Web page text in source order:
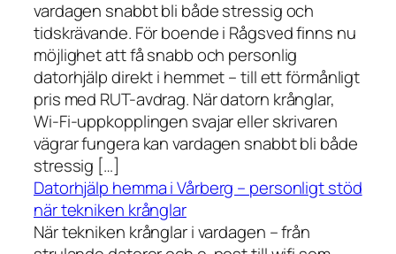
vardagen snabbt bli både stressig och
tidskrävande. För boende i Rågsved finns nu
möjlighet att få snabb och personlig
datorhjälp direkt i hemmet – till ett förmånligt
pris med RUT-avdrag. När datorn krånglar,
Wi-Fi-uppkopplingen svajar eller skrivaren
vägrar fungera kan vardagen snabbt bli både
stressig […]
Datorhjälp hemma i Vårberg – personligt stöd
när tekniken krånglar
När tekniken krånglar i vardagen – från